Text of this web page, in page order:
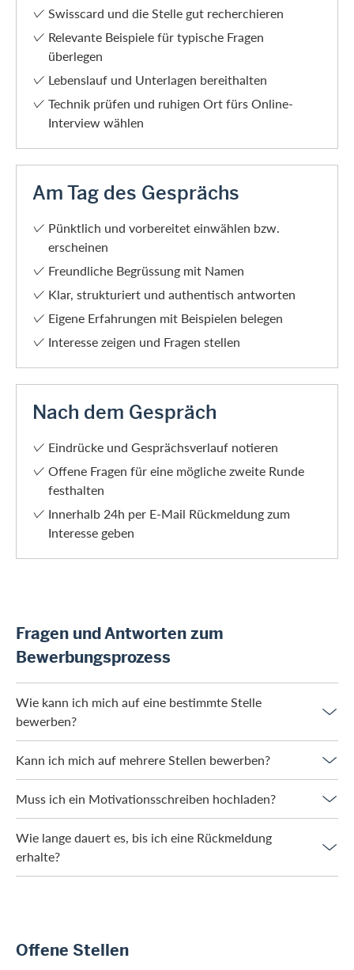
Swisscard und die Stelle gut recherchieren
Relevante Beispiele für typische Fragen
überlegen
Lebenslauf und Unterlagen bereithalten
Technik prüfen und ruhigen Ort fürs Online-
Interview wählen
Am Tag des Gesprächs
Pünktlich und vorbereitet einwählen bzw.
erscheinen
Freundliche Begrüssung mit Namen
Klar, strukturiert und authentisch antworten
Eigene Erfahrungen mit Beispielen belegen
Interesse zeigen und Fragen stellen
Nach dem Gespräch
Eindrücke und Gesprächsverlauf notieren
Offene Fragen für eine mögliche zweite Runde
festhalten
Innerhalb 24h per E-Mail Rückmeldung zum
Interesse geben
Fragen und Antworten zum
Bewerbungsprozess
Wie kann ich mich auf eine bestimmte Stelle
bewerben?
Kann ich mich auf mehrere Stellen bewerben?
Muss ich ein Motivationsschreiben hochladen?
Wie lange dauert es, bis ich eine Rückmeldung
erhalte?
Offene Stellen